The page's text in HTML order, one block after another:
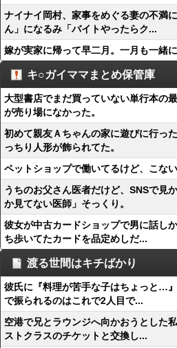
ナイナイ岡村、家事をめぐる妻の不満
ん」になるみ「バイトやったらク...
嫁が実家に帰って早二月。一月も一緒
キ○ガイママまとめ保管庫
大型書店でまだ買っていない単行本の
が売り場になかった。
初めて親友Ａちゃんの家に遊びに行っ
っちり人形が飾られてた。
ペットショップで働いてるけど、こな
うちのお父さん医者だけど、SNSで見
か見てない医師」そっくり。
彼女が中古カードショップで男に話し
ち歩いてたカードを品定めしだ...
渡る世間はキチばかり
彼氏に『料理が苦手な子はちょっと…
で振られるのはこれで2人目で...
空港で兄とラウンジへ向かおうとした
ストクラスのチケットと交換し...